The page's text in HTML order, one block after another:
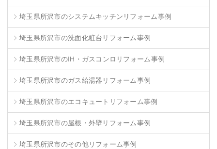
埼玉県所沢市のシステムキッチンリフォーム事例
埼玉県所沢市の洗面化粧台リフォーム事例
埼玉県所沢市のIH・ガスコンロリフォーム事例
埼玉県所沢市のガス給湯器リフォーム事例
埼玉県所沢市のエコキュートリフォーム事例
埼玉県所沢市の屋根・外壁リフォーム事例
埼玉県所沢市のその他リフォーム事例